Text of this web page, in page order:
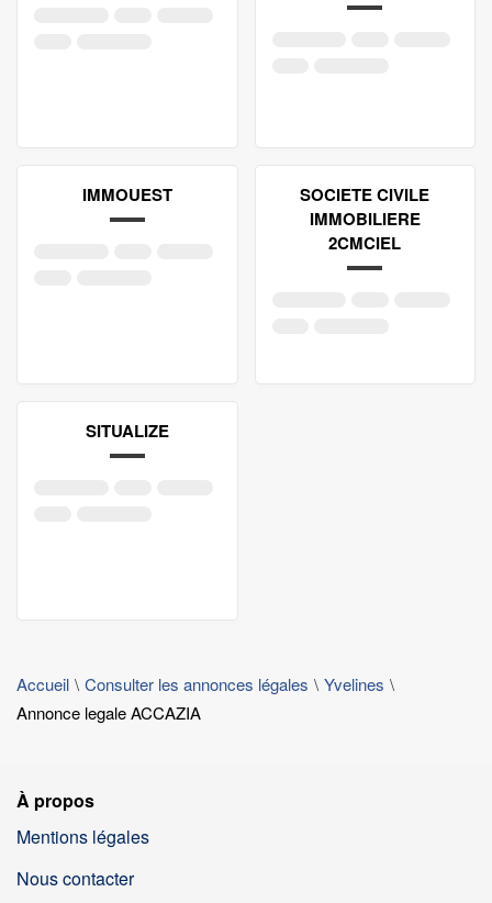
IMMOUEST
SOCIETE CIVILE
IMMOBILIERE
2CMCIEL
SITUALIZE
Accueil Consulter les annonces légales
Yvelines
Annonce legale ACCAZIA
À propos
Mentions légales
Nous contacter